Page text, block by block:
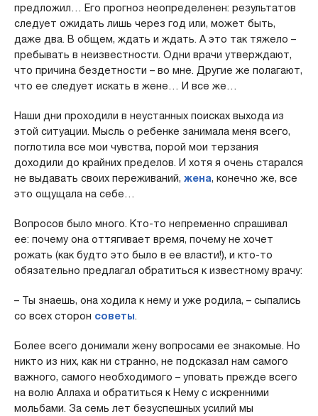
предложил… Его прогноз неопределенен: результатов
следует ожидать лишь через год или, может быть,
даже два. В общем, ждать и ждать. А это так тяжело –
пребывать в неизвестности. Одни врачи утверждают,
что причина бездетности – во мне. Другие же полагают,
что ее следует искать в жене… И все же…
Наши дни проходили в неустанных поисках выхода из
этой ситуации. Мысль о ребенке занимала меня всего,
поглотила все мои чувства, порой мои терзания
доходили до крайних пределов. И хотя я очень старался
не выдавать своих переживаний, жена, конечно же, все
это ощущала на себе…
Вопросов было много. Кто-то непременно спрашивал
ее: почему она оттягивает время, почему не хочет
рожать (как будто это было в ее власти!), и кто-то
обязательно предлагал обратиться к известному врачу:
– Ты знаешь, она ходила к нему и уже родила, – сыпались
со всех сторон советы.
Более всего донимали жену вопросами ее знакомые. Но
никто из них, как ни странно, не подсказал нам самого
важного, самого необходимого – уповать прежде всего
на волю Аллаха и обратиться к Нему с искренними
мольбами. За семь лет безуспешных усилий мы